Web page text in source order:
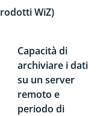
WiZ)
Capacità di
archiviare i dati
su un server
remoto e
periodo di